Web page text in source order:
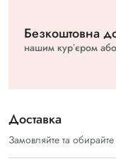
Безкоштовна
нашим курʼєром
Доставка
Замовляйте та